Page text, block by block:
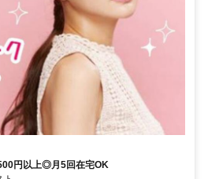
円以上◎月5回在宅OK